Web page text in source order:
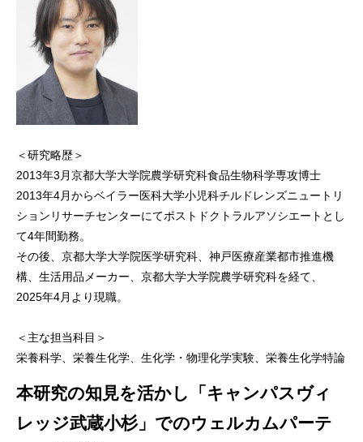
＜研究略歴＞
2013年3月京都大学大学院農学研究科食品生物科学専攻博士
2013年4月からベイラー医科大学小児科チルドレンズニュートリ
ションリサーチセンターにてポストドクトラルアソシエートとし
て4年間勤務。
その後、京都大学大学院医学研究科、神戸医療産業都市推進機
構、生活用品メーカー、京都大学大学院農学研究科を経て、
2025年4月より現職。
＜主な担当科目＞
栄養科学、栄養生化学、生化学・物理化学実験、栄養生化学特論
本研究の知見を活かし「キャンパスヴィ
レッジ武蔵小杉」でのウェルカムパーテ